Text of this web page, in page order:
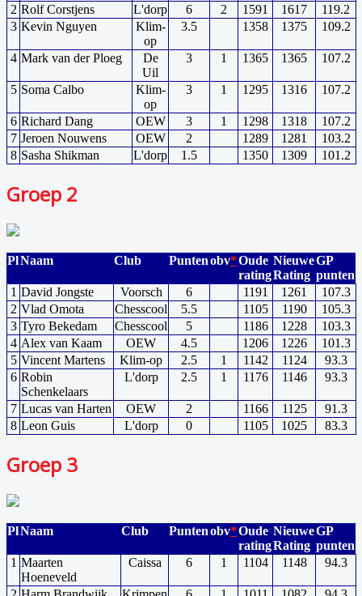
2 Rolf Corstjens L'dorp 6 2 1591 1617
119.2
3 Kevin Nguyen
Klim-
op
3.5 1358 1375 109.2
4 Mark van der Ploeg
De
Uil
3 1 1365 1365 107.2
5 Soma Calbo
Klim-
op
3 1 1295 1316 107.2
6 Richard Dang OEW 3 1 1298 1318
107.2
7 Jeroen Nouwens OEW 2 1289 1281
103.2
8 Sasha Shikman L'dorp 1.5 1350 1309 101.2
Groep 2
PlNaam Club Puntenobv*Oude
rating
Nieuwe
Rating
GP
punten
1 David Jongste Voorsch 6 1191 1261
107.3
2 Vlad Omota Chesscool 5.5 1105 1190
105.3
3 Tyro Bekedam Chesscool 5 1186 1228
103.3
4 Alex van Kaam OEW 4.5 1206 1226
101.3
5 Vincent Martens Klim-op 2.5 1 1142 1124
93.3
6 Robin
Schenkelaars
L'dorp 2.5 1 1176 1146 93.3
7 Lucas van Harten OEW 2 1166 1125
91.3
8 Leon Guis L'dorp 0 1105 1025 83.3
Groep 3
PlNaam Club Puntenobv*Oude
rating
Nieuwe
Rating
GP
punten
1 Maarten
Hoeneveld
Caissa 6 1 1104 1148 94.3